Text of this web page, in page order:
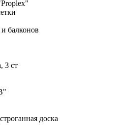
балконов
3 ст
доска